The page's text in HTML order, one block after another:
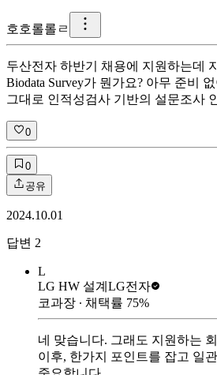
호호롤롤ㄹ
두산전자 하반기 채용에 지원하는데
Biodata Survey가 뭔가요? 아무 준비
그대로 인적성검사 기반의 설문조사
0
0
공유
2024.10.01
답변 2
L
LG HW 설계 LG전자
코과장 ∙ 채택률 75%
네 맞습니다. 그래도 지원하는
이후, 한가지 포인트를 잡고 일